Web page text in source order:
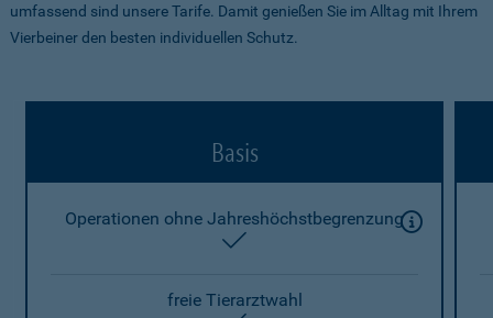
umfassend sind unsere Tarife. Damit genießen Sie im Alltag mit Ihrem
Vierbeiner den besten individuellen Schutz.
Basis
Operationen ohne Jahreshöchstbegrenzung
freie Tierarztwahl